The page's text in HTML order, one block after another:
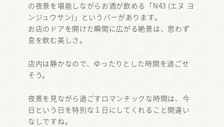
の夜景を堪能しながらお酒が飲める「N43 (エヌ ヨ
ンジュウサン)」というバーがあります。
お店のドアを開けた瞬間に広がる絶景は、思わず
息を飲む美しさ。
店内は静かなので、ゆったりとした時間を過ごせ
そう。
夜景を見ながら過ごすロマンチックな時間は、今
日という日を特別な１日にしてくれること間違い
なしですね。